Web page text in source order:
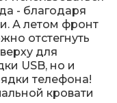
- благодаря
А летом фронт
отстегнуть
для
USB, но и
телефона!
кровати